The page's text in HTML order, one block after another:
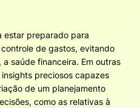
estar preparado para
de gastos, evitando
saúde financeira. Em outras
preciosos capazes
de um planejamento
como as relativas à